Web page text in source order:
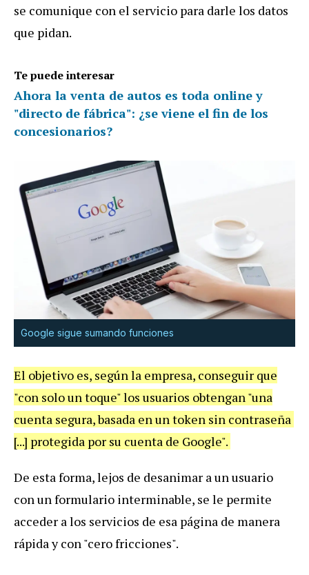
se comunique con el servicio para darle los datos
que pidan.
Te puede interesar
Ahora la venta de autos es toda online y
"directo de fábrica": ¿se viene el fin de los
concesionarios?
Google sigue sumando funciones
El objetivo es, según la empresa, conseguir que
"con solo un toque" los usuarios obtengan "una
cuenta segura, basada en un token sin contraseña
[...] protegida por su cuenta de Google".
De esta forma, lejos de desanimar a un usuario
con un formulario interminable, se le permite
acceder a los servicios de esa página de manera
rápida y con "cero fricciones".